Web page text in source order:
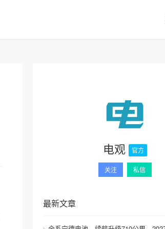
电观 官方
关注 私信
最新文章